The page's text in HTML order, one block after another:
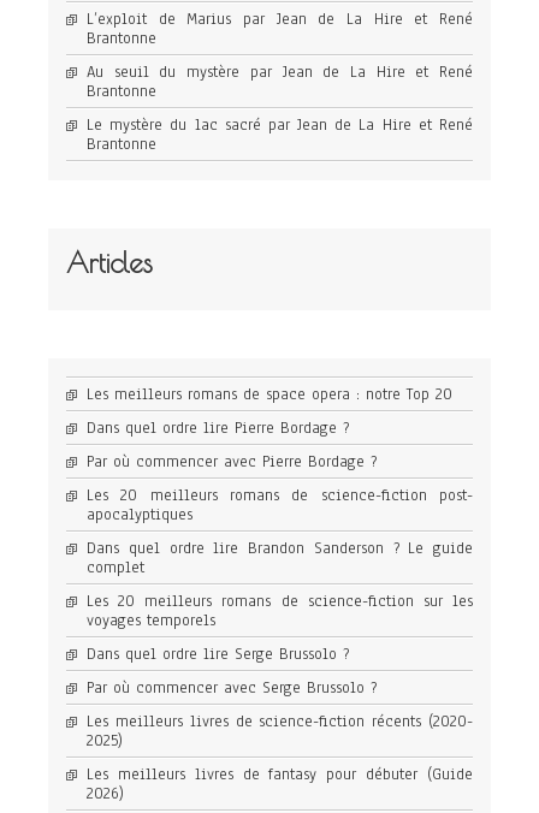
L’exploit de Marius par Jean de La Hire et René
Brantonne
Au seuil du mystère par Jean de La Hire et René
Brantonne
Le mystère du lac sacré par Jean de La Hire et René
Brantonne
Articles
Les meilleurs romans de space opera : notre Top 20
Dans quel ordre lire Pierre Bordage ?
Par où commencer avec Pierre Bordage ?
Les 20 meilleurs romans de science-fiction post-
apocalyptiques
Dans quel ordre lire Brandon Sanderson ? Le guide
complet
Les 20 meilleurs romans de science-fiction sur les
voyages temporels
Dans quel ordre lire Serge Brussolo ?
Par où commencer avec Serge Brussolo ?
Les meilleurs livres de science-fiction récents (2020-
2025)
Les meilleurs livres de fantasy pour débuter (Guide
2026)